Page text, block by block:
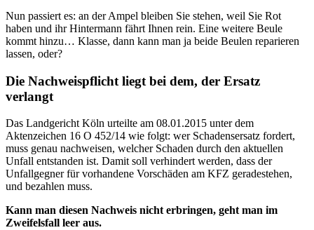
Nun passiert es: an der Ampel bleiben Sie stehen, weil Sie Rot
haben und ihr Hintermann fährt Ihnen rein. Eine weitere Beule
kommt hinzu… Klasse, dann kann man ja beide Beulen reparieren
lassen, oder?
Die Nachweispflicht liegt bei dem, der Ersatz
verlangt
Das Landgericht Köln urteilte am 08.01.2015 unter dem
Aktenzeichen 16 O 452/14 wie folgt: wer Schadensersatz fordert,
muss genau nachweisen, welcher Schaden durch den aktuellen
Unfall entstanden ist. Damit soll verhindert werden, dass der
Unfallgegner für vorhandene Vorschäden am KFZ geradestehen,
und bezahlen muss.
Kann man diesen Nachweis nicht erbringen, geht man im
Zweifelsfall leer aus.